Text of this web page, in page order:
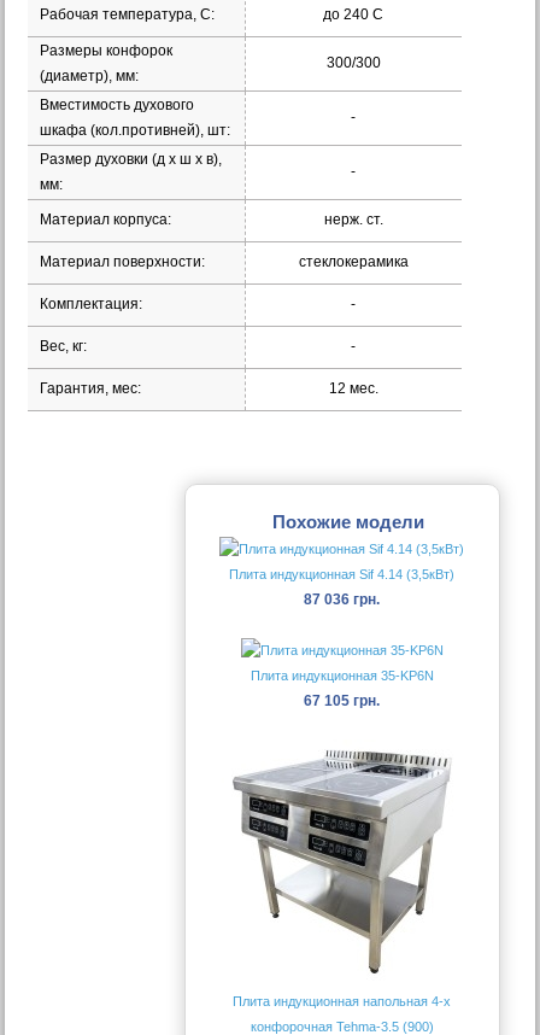
Рабочая температура, С: до 240 С
Размеры конфорок
(диаметр), мм:
300/300
Вместимость духового
шкафа (кол.противней), шт:
-
Размер духовки (д х ш х в),
мм:
-
Материал корпуса: нерж. ст.
Материал поверхности: стеклокерамика
Комплектация: -
Вес, кг: -
Гарантия, мес: 12 мес.
Похожие модели
Плита индукционная Sif 4.14 (3,5кВт)
87 036 грн.
Плита индукционная 35-KP6N
67 105 грн.
Плита индукционная напольная 4-х
конфорочная Tehma-3.5 (900)